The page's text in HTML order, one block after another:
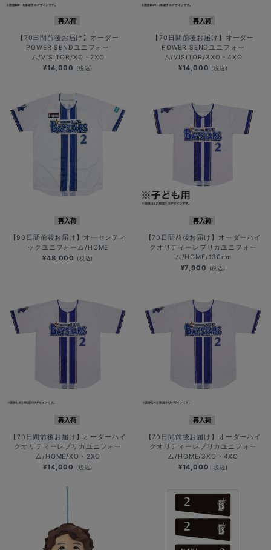
再入荷
【70日間前後お届け】オーダー
POWER SENDユニフォー
ム/VISITOR/XO・2XO
¥14,000 (税込)
再入荷
【70日間前後お届け】オーダー
POWER SENDユニフォー
ム/VISITOR/3XO・4XO
¥14,000 (税込)
再入荷
【90日間前後お届け】オーセンティ
ックユニフォーム/HOME
¥48,000 (税込)
再入荷
【70日間前後お届け】オーダーハイ
クオリティーレプリカユニフォー
ム/HOME/130cm
¥7,900 (税込)
再入荷
【70日間前後お届け】オーダーハイ
クオリティーレプリカユニフォー
ム/HOME/XO・2XO
¥14,000 (税込)
再入荷
【70日間前後お届け】オーダーハイ
クオリティーレプリカユニフォー
ム/HOME/3XO・4XO
¥14,000 (税込)